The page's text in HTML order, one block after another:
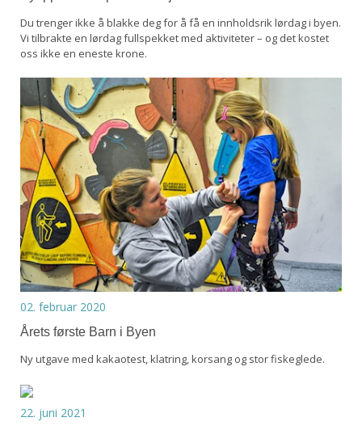
Du trenger ikke å blakke deg for å få en innholdsrik lørdag i byen.
Vi tilbrakte en lørdag fullspekket med aktiviteter – og det kostet
oss ikke en eneste krone.
02. februar 2020
Årets første Barn i Byen
Ny utgave med kakaotest, klatring, korsang og stor fiskeglede.
22. juni 2021